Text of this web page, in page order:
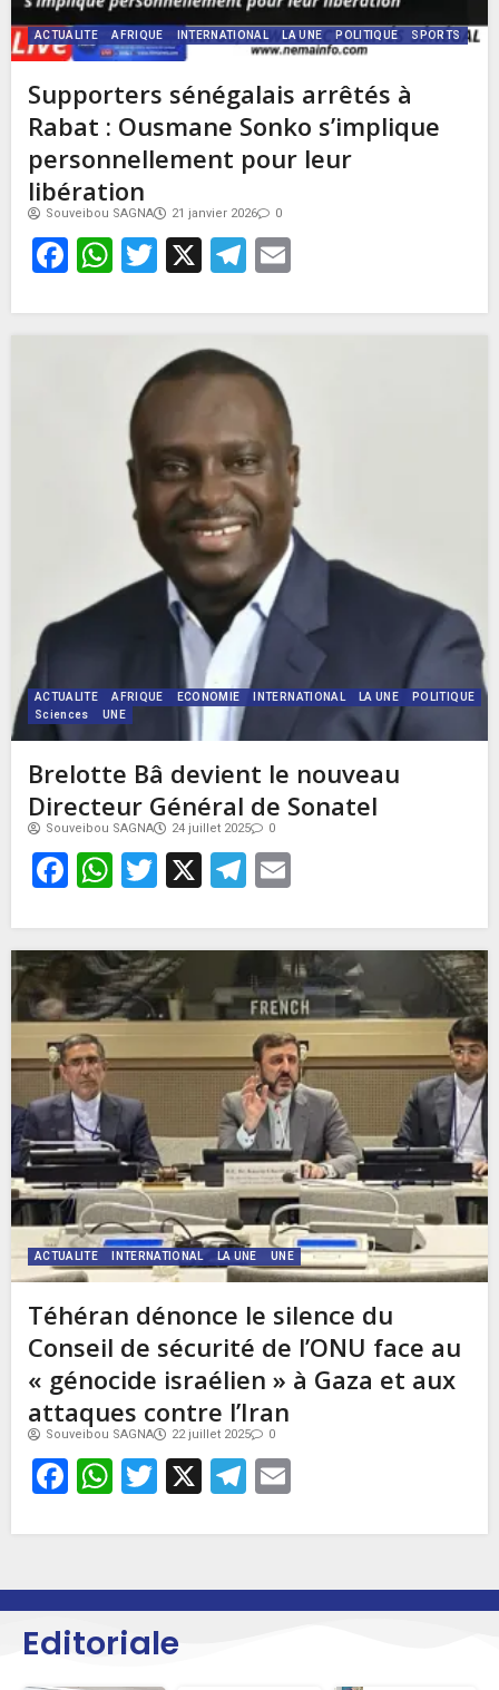
ACTUALITE AFRIQUE INTERNATIONAL LA UNE POLITIQUE SPORTS
Supporters sénégalais arrêtés à
Rabat : Ousmane Sonko s’implique
personnellement pour leur
libération
Souveibou SAGNA 21 janvier 2026 0
Facebook
WhatsApp
Twitter
X Telegram
ACTUALITE AFRIQUE ECONOMIE INTERNATIONAL LA UNE
POLITIQUE
Sciences
UNE
Brelotte Bâ devient le nouveau
Directeur Général de Sonatel
Souveibou SAGNA 24 juillet 2025 0
Facebook
WhatsApp
Twitter
X Telegram
ACTUALITE INTERNATIONAL LA UNE UNE
Téhéran dénonce le silence du
Conseil de sécurité de l’ONU face au
« génocide israélien » à Gaza et aux
attaques contre l’Iran
Souveibou SAGNA 22 juillet 2025 0
Facebook
WhatsApp
Twitter
X Telegram
Editoriale